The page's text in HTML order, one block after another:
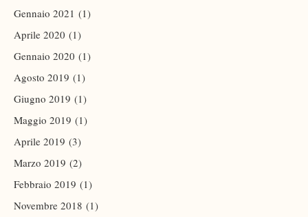
Gennaio 2021 (1)
Aprile 2020 (1)
Gennaio 2020 (1)
Agosto 2019 (1)
Giugno 2019 (1)
Maggio 2019 (1)
Aprile 2019 (3)
Marzo 2019 (2)
Febbraio 2019 (1)
Novembre 2018 (1)